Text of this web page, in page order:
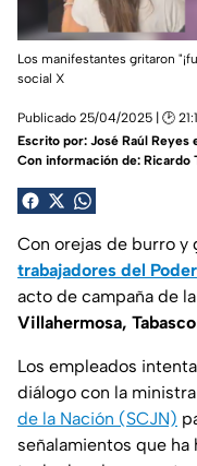
Los manifestantes gritaron
social X
Publicado 25/04/2025 | 🕑
Escrito por: José Raúl Reyes
Con información de: Ricardo
Con orejas de burro y
trabajadores del
acto de campaña de la
Villahermosa, Tabasco
Los empleados
diálogo con la
de la Nación (SCJN)
señalamientos que